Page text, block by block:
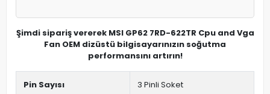
Şimdi sipariş vererek MSI GP62 7RD-622TR Cpu and Vga
Fan OEM dizüstü bilgisayarınızın soğutma
performansını artırın!
Pin Sayısı 3 Pinli Soket